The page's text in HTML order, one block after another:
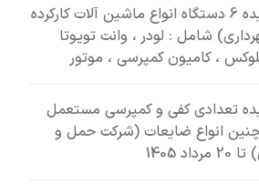
مزایده 6 دستگاه انواع ماشین آلات کارکرده
شامل : لودر ، وانت تویوتا
، کامیون کمپرسی ، موتور
تعدادی کفی و کمپرسی مستعمل
انواع ضایعات (شرکت حمل و
1405